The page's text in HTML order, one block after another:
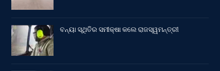
ବନ୍ୟା ସ୍ଥିତିର ସମୀକ୍ଷା କଲେ ରାଜସ୍ୱମନ୍ତ୍ରୀ